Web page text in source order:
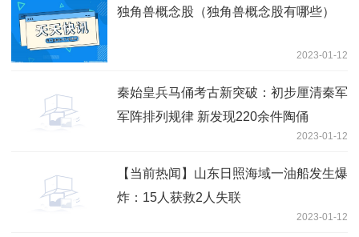
独角兽概念股（独角兽概念股有哪些）
2023-01-12
秦始皇兵马俑考古新突破：初步厘清秦军
军阵排列规律 新发现220余件陶俑
2023-01-12
【当前热闻】山东日照海域一油船发生爆
炸：15人获救2人失联
2023-01-12